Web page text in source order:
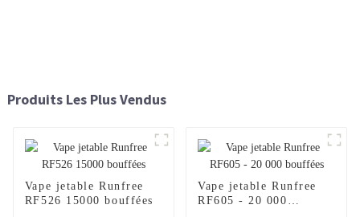
Produits Les Plus Vendus
Vape jetable Runfree
RF526 15000 bouffées
Vape jetable Runfree
RF605 - 20 000